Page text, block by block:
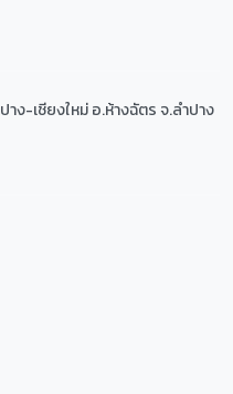
ง-เชียงใหม่ อ.ห้างฉัตร จ.ลำปาง